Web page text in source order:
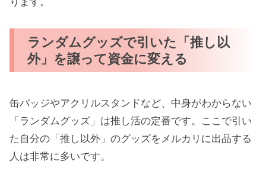
数回しか使ってないもの
売上金は口座振り込みで現金にできる
LINE
招待コードの使い方と注意点
新規登録画面で入力
招待コード入力は後回しにできない点
ランダムグッズで引いた「推し以
外」を譲って資金に変える
缶バッジやアクリルスタンドなど、中身がわからない
「ランダムグッズ」は推し活の定番です。ここで引い
た自分の「推し以外」のグッズをメルカリに出品する
人は非常に多いです。